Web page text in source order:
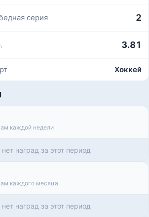
серия 2
3.81
Хоккей
каждой недели
наград за этот период
каждого месяца
наград за этот период